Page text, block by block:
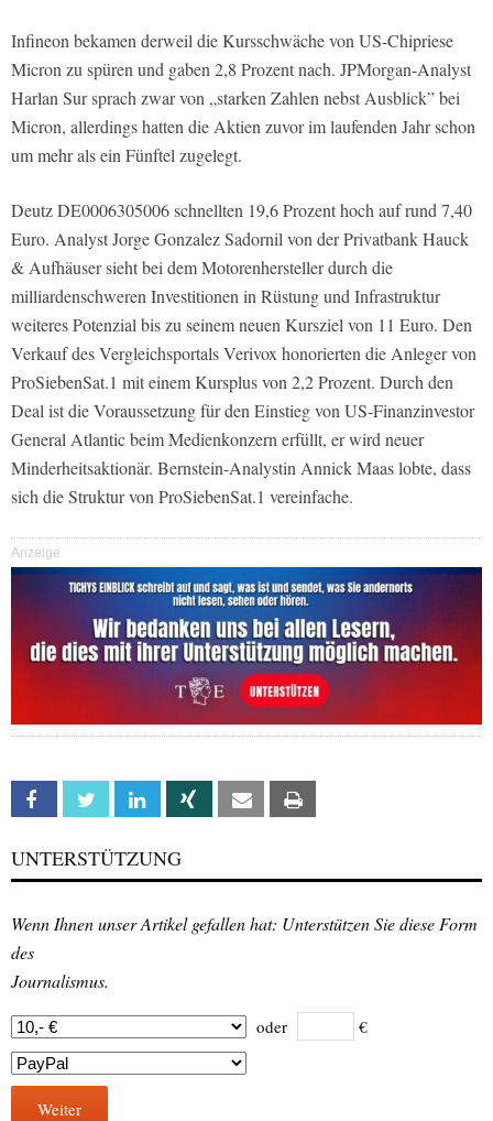
Infineon bekamen derweil die Kursschwäche von US-Chipriese
Micron zu spüren und gaben 2,8 Prozent nach. JPMorgan-Analyst
Harlan Sur sprach zwar von „starken Zahlen nebst Ausblick” bei
Micron, allerdings hatten die Aktien zuvor im laufenden Jahr schon
um mehr als ein Fünftel zugelegt.
Deutz DE0006305006 schnellten 19,6 Prozent hoch auf rund 7,40
Euro. Analyst Jorge Gonzalez Sadornil von der Privatbank Hauck
& Aufhäuser sieht bei dem Motorenhersteller durch die
milliardenschweren Investitionen in Rüstung und Infrastruktur
weiteres Potenzial bis zu seinem neuen Kursziel von 11 Euro. Den
Verkauf des Vergleichsportals Verivox honorierten die Anleger von
ProSiebenSat.1 mit einem Kursplus von 2,2 Prozent. Durch den
Deal ist die Voraussetzung für den Einstieg von US-Finanzinvestor
General Atlantic beim Medienkonzern erfüllt, er wird neuer
Minderheitsaktionär. Bernstein-Analystin Annick Maas lobte, dass
sich die Struktur von ProSiebenSat.1 vereinfache.
Anzeige
Facebook Twitter Linkedin Xing Email
UNTERSTÜTZUNG
Wenn Ihnen unser Artikel gefallen hat: Unterstützen Sie diese Form
des
Journalismus.
oder €
Weiter